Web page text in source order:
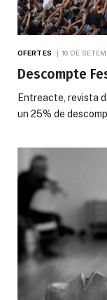
OFERTES 16 DE
Descompte
Entreacte, revista
un 25% de